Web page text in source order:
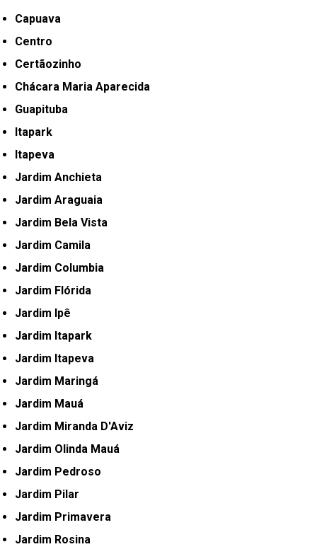
Capuava
Centro
Certãozinho
Chácara Maria Aparecida
Guapituba
Itapark
Itapeva
Jardim Anchieta
Jardim Araguaia
Jardim Bela Vista
Jardim Camila
Jardim Columbia
Jardim Flórida
Jardim Ipê
Jardim Itapark
Jardim Itapeva
Jardim Maringá
Jardim Mauá
Jardim Miranda D'Aviz
Jardim Olinda Mauá
Jardim Pedroso
Jardim Pilar
Jardim Primavera
Jardim Rosina